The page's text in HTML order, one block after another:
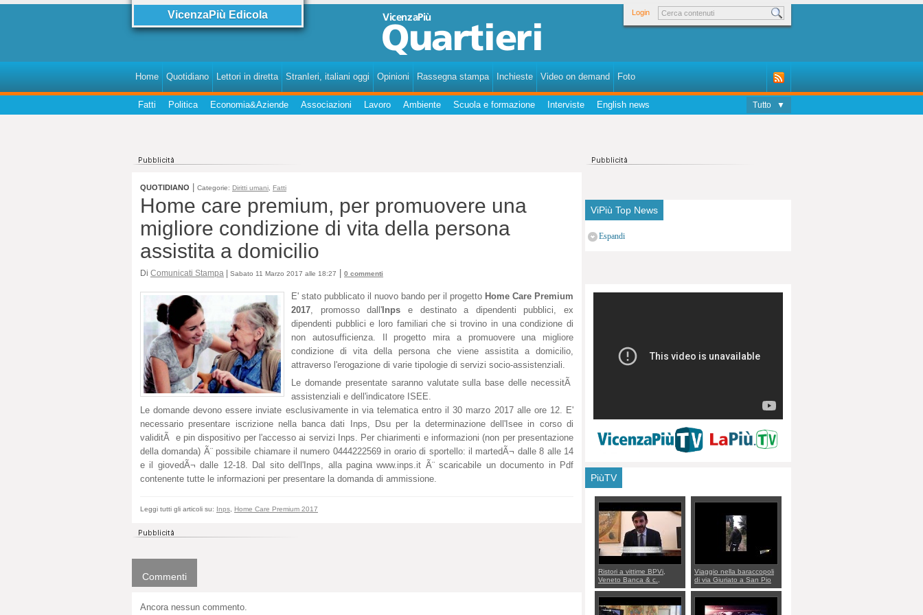
VicenzaPiù Edicola Login
Home Quotidiano Lettori in diretta StranIeri, italiani oggi Opinioni Rassegna stampa Inchieste Video on demand Foto
Fatti Politica Economia&Aziende Associazioni Lavoro Ambiente Scuola e formazione Interviste English news Tutto ▼
QUOTIDIANO Categorie: Diritti umani Fatti
Home care premium, per promuovere una
migliore condizione di vita della persona
assistita a domicilio
Di Comunicati Stampa | Sabato 11 Marzo 2017 alle 18:27 0 commenti
E' stato pubblicato il nuovo bando per il progetto Home Care Premium
2017, promosso dall' Inps e destinato a dipendenti pubblici, ex
dipendenti pubblici e loro familiari che si trovino in una condizione di
non autosufficienza. Il progetto mira a promuovere una migliore
condizione di vita della persona che viene assistita a domicilio,
attraverso l'erogazione di varie tipologie di servizi socio-assistenziali.
Le domande presentate saranno valutate sulla base delle necessitÃ
assistenziali e dell'indicatore ISEE.
Le domande devono essere inviate esclusivamente in via telematica entro il 30 marzo 2017 alle ore 12. E'
necessario presentare iscrizione nella banca dati Inps, Dsu per la determinazione dell'Isee in corso di
validitÃ e pin dispositivo per l'accesso ai servizi Inps. Per chiarimenti e informazioni (non per presentazione
della domanda) Ã¨ possibile chiamare il numero 0444222569 in orario di sportello: il martedÃ¬ dalle 8 alle 14
e il giovedÃ¬ dalle 12-18. Dal sito dell'Inps, alla pagina www.inps.it Ã¨ scaricabile un documento in Pdf
contenente tutte le informazioni per presentare la domanda di ammissione.
Leggi tutti gli articoli su: Inps Home Care Premium 2017
Commenti
Ancora nessun commento.
ViPiù Top News
Espandi
PiùTV
Ristori a vittime BPVi,
Veneto Banca & c.,
appello al sottosegretario
Alessio Villarosa: per
mettere ordine convochi
con Di Maio CNCU a
Viaggio nella baraccopoli
di via Giuriato a San Pio
X. Vicenza ai Vicentini:
“faremo un regalo di
Natale ai residenti”